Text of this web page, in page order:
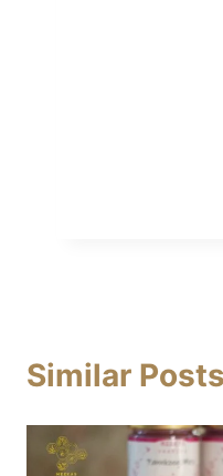
Similar Posts